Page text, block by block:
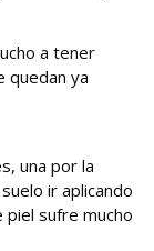
a tener
quedan ya
una por la
ir aplicando
sufre mucho